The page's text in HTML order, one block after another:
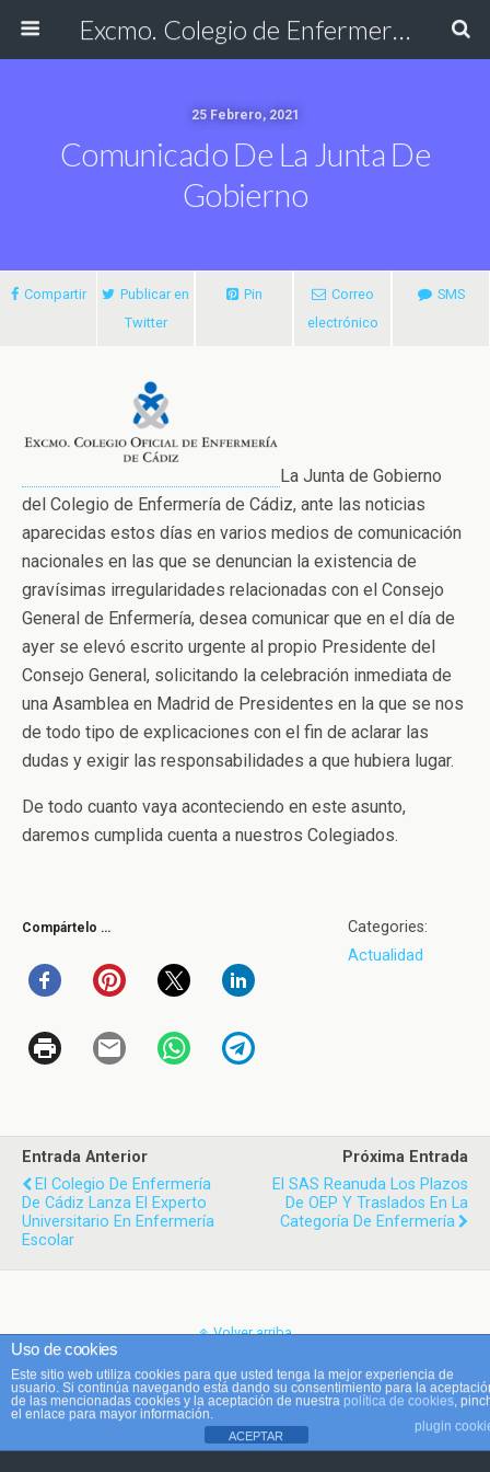
Excmo. Colegio de Enfermería de Cádiz
25 Febrero, 2021
Comunicado De La Junta De
Gobierno
Compartir
Publicar en
Twitter
Pin
Correo
electrónico
SMS
La Junta de Gobierno
del Colegio de Enfermería de Cádiz, ante las noticias
aparecidas estos días en varios medios de comunicación
nacionales en las que se denuncian la existencia de
gravísimas irregularidades relacionadas con el Consejo
General de Enfermería, desea comunicar que en el día de
ayer se elevó escrito urgente al propio Presidente del
Consejo General, solicitando la celebración inmediata de
una Asamblea en Madrid de Presidentes en la que se nos
de todo tipo de explicaciones con el fin de aclarar las
dudas y exigir las responsabilidades a que hubiera lugar.
De todo cuanto vaya aconteciendo en este asunto,
daremos cumplida cuenta a nuestros Colegiados.
Compártelo …
Categories:
Actualidad
Entrada Anterior
El Colegio De Enfermería
De Cádiz Lanza El Experto
Universitario En Enfermería
Escolar
Próxima Entrada
El SAS Reanuda Los Plazos
De OEP Y Traslados En La
Categoría De Enfermería
Volver arriba
Móvil Escritorio
Uso de cookies
Este sitio web utiliza cookies para que usted tenga la mejor experiencia de
usuario. Si continúa navegando está dando su consentimiento para la
de las mencionadas cookies y la aceptación de nuestra política de cookies,
el enlace para mayor información.
plugin
ACEPTAR